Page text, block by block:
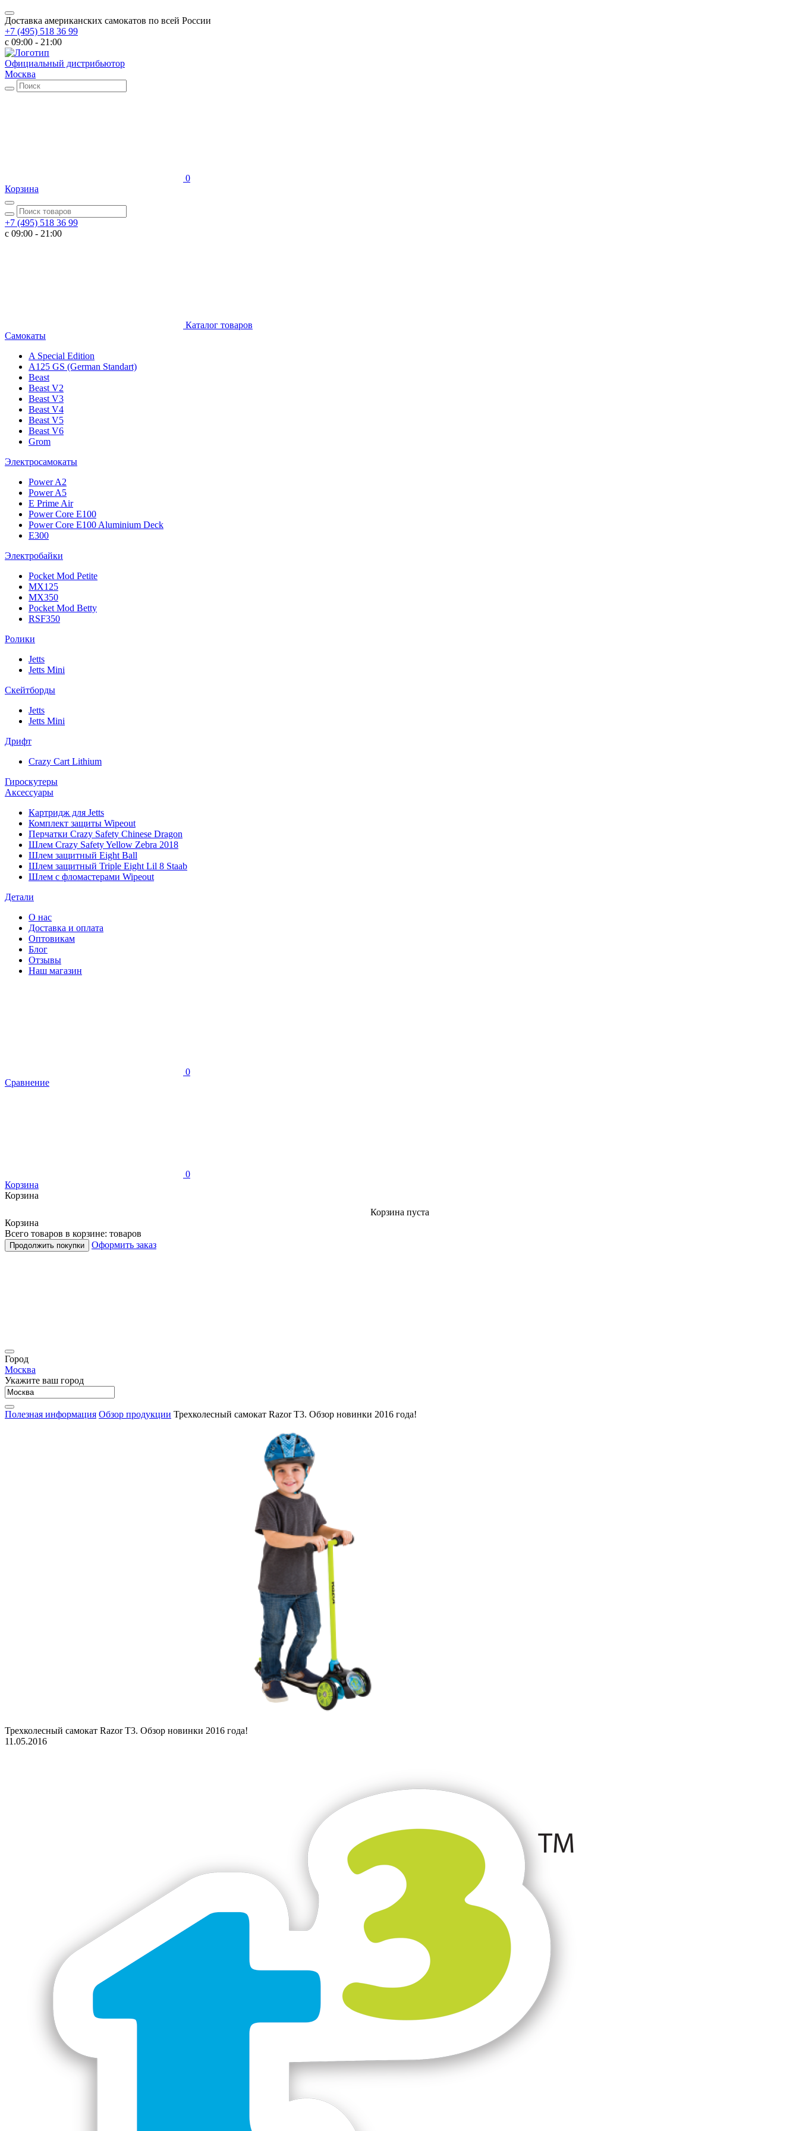
Доставка американских самокатов по всей России
+7 (495) 518 36 99
c 09:00 - 21:00
Официальный дистрибьютор
Москва
0
Корзина
+7 (495) 518 36 99
c 09:00 - 21:00
Каталог товаров
Самокаты
A Special Edition
A125 GS (German Standart)
Beast
Beast V2
Beast V3
Beast V4
Beast V5
Beast V6
Grom
Электросамокаты
Power A2
Power A5
E Prime Air
Power Core E100
Power Core E100 Aluminium Deck
E300
Электробайки
Pocket Mod Petite
MX125
MX350
Pocket Mod Betty
RSF350
Ролики
Jetts
Jetts Mini
Скейтборды
Jetts
Jetts Mini
Дрифт
Crazy Cart Lithium
Гироскутеры
Аксессуары
Картридж для Jetts
Комплект защиты Wipeout
Перчатки Crazy Safety Chinese Dragon
Шлем Crazy Safety Yellow Zebra 2018
Шлем защитный Eight Ball
Шлем защитный Triple Eight Lil 8 Staab
Шлем с фломастерами Wipeout
Детали
О нас
Доставка и оплата
Оптовикам
Блог
Отзывы
Наш магазин
0
Сравнение
0
Корзина
Корзина
Корзина пуста
Корзина
Всего товаров в корзине: товаров
Продолжить покупки Оформить заказ
Город
Москва
Укажите ваш город
Полезная информация Обзор продукции Трехколесный самокат Razor T3. Обзор новинки 2016 года!
Трехколесный самокат Razor T3. Обзор новинки 2016 года!
11.05.2016